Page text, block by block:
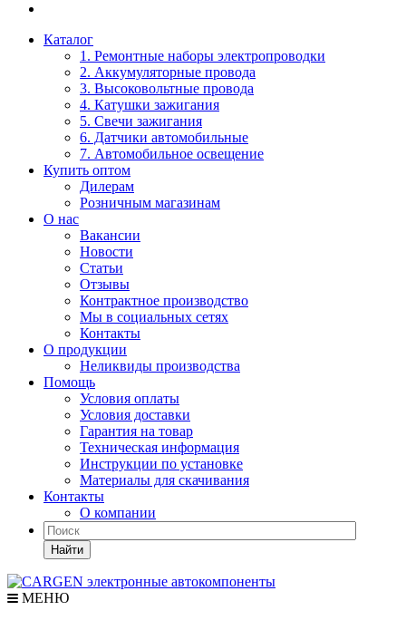
Каталог
1. Ремонтные наборы электропроводки
2. Аккумуляторные провода
3. Высоковольтные провода
4. Катушки зажигания
5. Свечи зажигания
6. Датчики автомобильные
7. Автомобильное освещение
Купить оптом
Дилерам
Розничным магазинам
О нас
Вакансии
Новости
Статьи
Отзывы
Контрактное производство
Мы в социальных сетях
Контакты
О продукции
Неликвиды производства
Помощь
Условия оплаты
Условия доставки
Гарантия на товар
Техническая информация
Инструкции по установке
Материалы для скачивания
Контакты
О компании
Найти
МЕНЮ